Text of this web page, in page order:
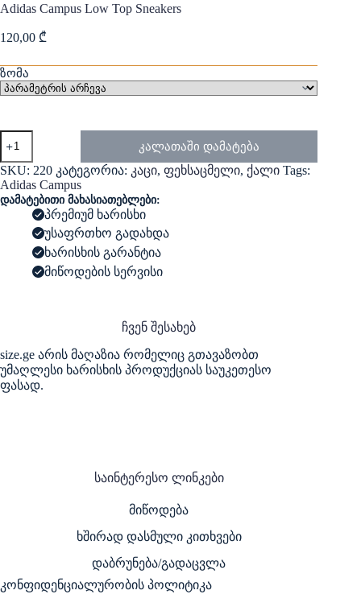
Adidas Campus Low Top Sneakers
120,00 ₾
ზომა
Adidas
Campus
Low
Top
Sneakers
კალათაში დამატება
SKU: 220 კატეგორია: კაცი, ფეხსაცმელი, ქალი Tags:
Adidas Campus
დამატებითი მახასიათებლები:
პრემიუმ ხარისხი
უსაფრთხო გადახდა
ხარისხის გარანტია
მიწოდების სერვისი
ჩვენ შესახებ
size.ge არის მაღაზია რომელიც გთავაზობთ
უმაღლესი ხარისხის პროდუქციას საუკეთესო
ფასად.
საინტერესო ლინკები
მიწოდება
ხშირად დასმული კითხვები
დაბრუნება/გადაცვლა
კონფიდენციალურობის პოლიტიკა